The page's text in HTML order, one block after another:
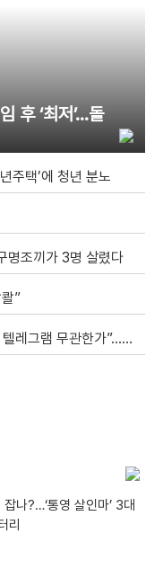
후 ‘최저’…돌
주택’에 청년 분노
명조끼가 3명 살렸다
”
가”…與 주자 3인, 정면충돌
잡나?…‘통영 살인마’ 3대
리